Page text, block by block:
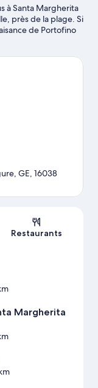
à Santa Margherita
près de la plage. Si
de Portofino
les
Profitez des
GE, 16038
Restaurants
Margherita